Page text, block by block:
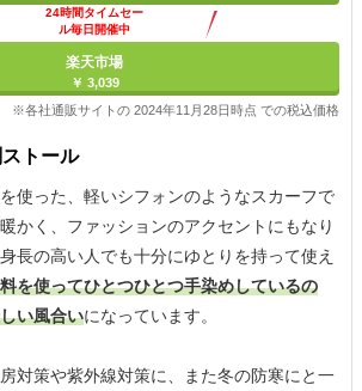
24時間タイムセー
ル毎日開催中
楽天市場
￥ 3,039
※各社通販サイトの 2024年11月28日時点 での税込価格
トール
使った、軽いシフォンのようなスカーフで
かく、ファッションのアクセントにもなり
長の高い人でも十分にゆとりを持って使え
を使ってひとつひとつ手染めしているの
い風合いになっています。
対策や紫外線対策に、また冬の防寒にと一